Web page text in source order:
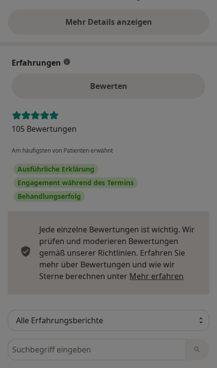
Mehr Details anzeigen
über die Adresse
Erfahrungen
Bewerten
105 Bewertungen
Am häufigsten von Patienten erwähnt
Ausführliche Erklärung
Engagement während des Termins
Behandlungserfolg
Jede einzelne Bewertungen ist wichtig. Wir
prüfen und moderieren Bewertungen
gemäß unserer Richtlinien. Erfahren Sie
mehr über Bewertungen und wie wir
Sterne berechnen unter Mehr erfahren
Bewertungen durchsuchen